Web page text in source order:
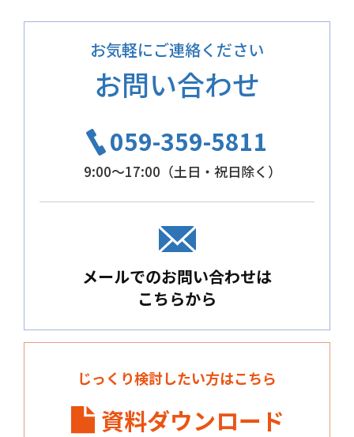
お気軽にご連絡ください
お問い合わせ
059-359-5811
9:00～17:00（土日・祝日除く）
メールでのお問い合わせは
こちらから
じっくり検討したい方はこちら
資料ダウンロード